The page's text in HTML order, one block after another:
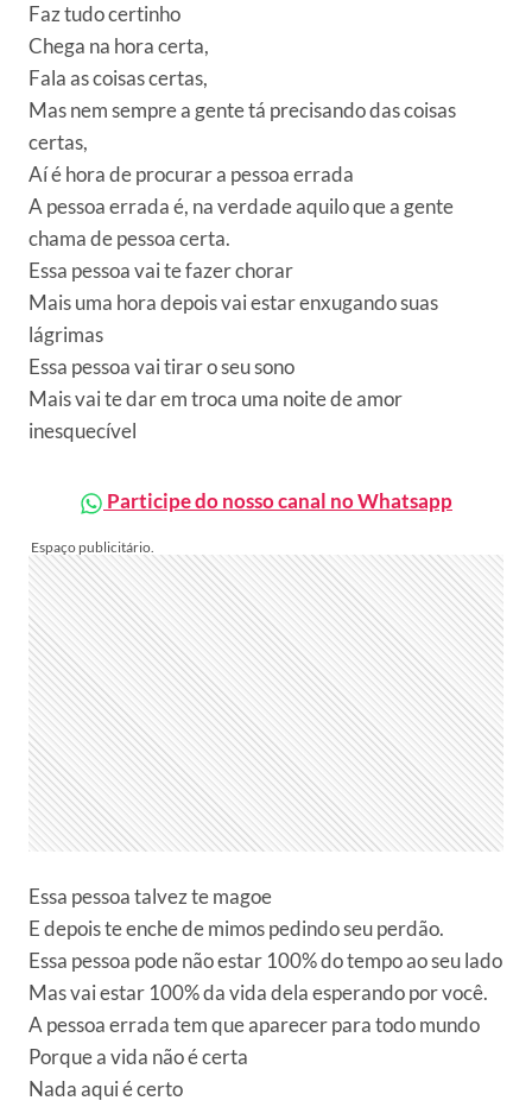
Faz tudo certinho
Chega na hora certa,
Fala as coisas certas,
Mas nem sempre a gente tá precisando das coisas
certas,
Aí é hora de procurar a pessoa errada
A pessoa errada é, na verdade aquilo que a gente
chama de pessoa certa.
Essa pessoa vai te fazer chorar
Mais uma hora depois vai estar enxugando suas
lágrimas
Essa pessoa vai tirar o seu sono
Mais vai te dar em troca uma noite de amor
inesquecível
Participe do nosso canal no Whatsapp
Essa pessoa talvez te magoe
E depois te enche de mimos pedindo seu perdão.
Essa pessoa pode não estar 100% do tempo ao seu lado
Mas vai estar 100% da vida dela esperando por você.
A pessoa errada tem que aparecer para todo mundo
Porque a vida não é certa
Nada aqui é certo